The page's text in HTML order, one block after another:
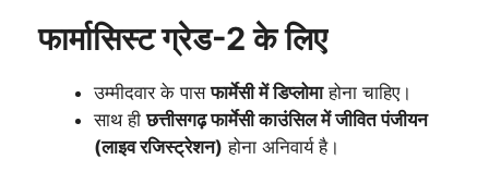
फार्मासिस्ट ग्रेड-2 के लिए
उम्मीदवार के पासफार्मेसी में डिप्लोमाहोना चाहिए।
साथ हीछत्तीसगढ़ फार्मेसी काउंसिल में जीवित पंजीयन
(लाइव रजिस्ट्रेशन) होना अनिवार्य है।